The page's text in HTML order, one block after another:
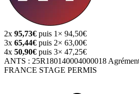
2x 95,73€ puis 1× 94,50€
3x 65,44€ puis 2× 63,00€
4x 50,90€ puis 3× 47,25€
ANTS : 25R180140004000018
FRANCE STAGE PERMIS